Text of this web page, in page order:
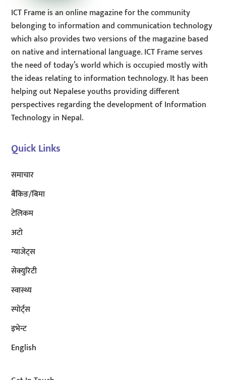
ICT Frame is an online magazine for the community
belonging to information and communication technology
which also provides two versions of the magazine based
on native and international language. ICT Frame serves
the need of today’s world which is occupied mostly with
the ideas relating to information technology. It has been
helping out Nepalese youths providing different
perspectives regarding the development of Information
Technology in Nepal.
Quick Links
समाचार
बैंकिङ/बिमा
टेलिकम
अटाे
ग्याजेट्स
सेक्युरिटी
स्वास्थ्य
स्पोर्ट्स
इभेन्ट
English